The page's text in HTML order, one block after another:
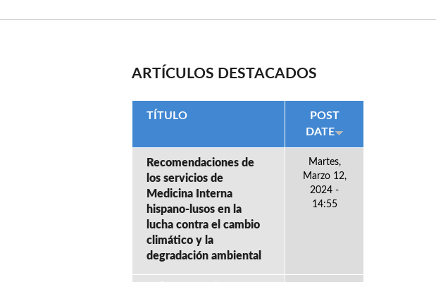
ARTÍCULOS DESTACADOS
TÍTULO
POST
DATE
Recomendaciones de
los servicios de
Medicina Interna
hispano-lusos en la
lucha contra el cambio
climático y la
degradación ambiental
Martes,
Marzo 12,
2024 -
14:55